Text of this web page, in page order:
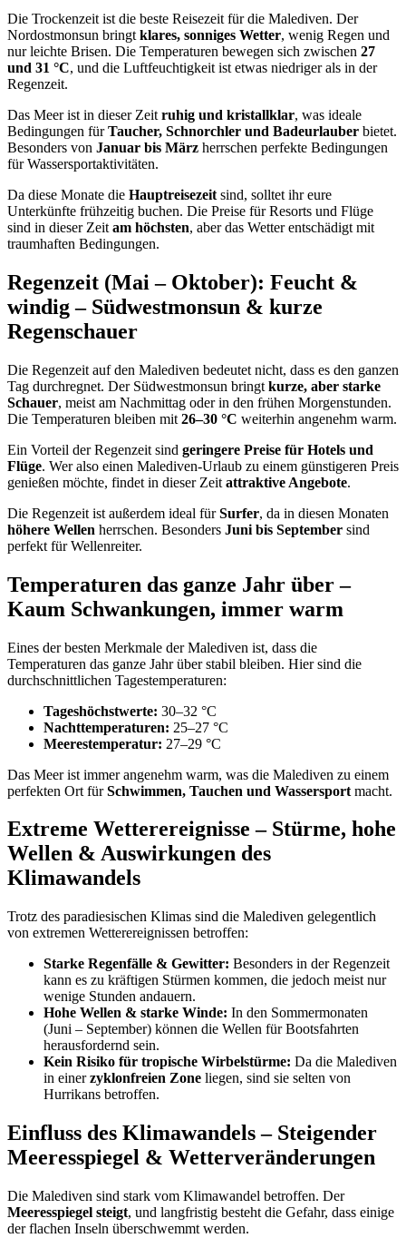
Die Trockenzeit ist die beste Reisezeit für die Malediven. Der
Nordostmonsun bringt klares, sonniges Wetter, wenig Regen und
nur leichte Brisen. Die Temperaturen bewegen sich zwischen 27
und 31 °C, und die Luftfeuchtigkeit ist etwas niedriger als in der
Regenzeit.
Das Meer ist in dieser Zeit ruhig und kristallklar, was ideale
Bedingungen fürTaucher, Schnorchler und Badeurlauber bietet.
Besonders von Januar bis März herrschen perfekte Bedingungen
für Wassersportaktivitäten.
Da diese Monate die Hauptreisezeit sind, solltet ihr eure
Unterkünfte frühzeitig buchen. Die Preise für Resorts und Flüge
sind in dieser Zeit am höchsten, aber das Wetter entschädigt mit
traumhaften Bedingungen.
Regenzeit (Mai – Oktober): Feucht &
windig – Südwestmonsun & kurze
Regenschauer
Die Regenzeit auf den Malediven bedeutet nicht, dass es den ganzen
Tag durchregnet. Der Südwestmonsun bringt kurze, aber starke
Schauer, meist am Nachmittag oder in den frühen Morgenstunden.
Die Temperaturen bleiben mit 26–30 °C weiterhin angenehm warm.
Ein Vorteil der Regenzeit sind geringere Preise für Hotels und
Flüge. Wer also einen Malediven-Urlaub zu einem günstigeren Preis
genießen möchte, findet in dieser Zeit attraktive Angebote.
Die Regenzeit ist außerdem ideal fürSurfer, da in diesen Monaten
höhere Wellen herrschen. Besonders Juni bis September sind
perfekt für Wellenreiter.
Temperaturen das ganze Jahr über –
Kaum Schwankungen, immer warm
Eines der besten Merkmale der Malediven ist, dass die
Temperaturen das ganze Jahr über stabil bleiben. Hier sind die
durchschnittlichen Tagestemperaturen:
Tageshöchstwerte: 30–32 °C
Nachttemperaturen: 25–27 °C
Meerestemperatur: 27–29 °C
Das Meer ist immer angenehm warm, was die Malediven zu einem
perfekten Ort fürSchwimmen, Tauchen und Wassersport macht.
Extreme Wetterereignisse – Stürme, hohe
Wellen & Auswirkungen des
Klimawandels
Trotz des paradiesischen Klimas sind die Malediven gelegentlich
von extremen Wetterereignissen betroffen:
Starke Regenfälle & Gewitter: Besonders in der Regenzeit
kann es zu kräftigen Stürmen kommen, die jedoch meist nur
wenige Stunden andauern.
Hohe Wellen & starke Winde: In den Sommermonaten
(Juni – September) können die Wellen für Bootsfahrten
herausfordernd sein.
Kein Risiko für tropische Wirbelstürme: Da die Malediven
in einerzyklonfreien Zone liegen, sind sie selten von
Hurrikans betroffen.
Einfluss des Klimawandels – Steigender
Meeresspiegel & Wetterveränderungen
Die Malediven sind stark vom Klimawandel betroffen. Der
Meeresspiegel steigt, und langfristig besteht die Gefahr, dass einige
der flachen Inseln überschwemmt werden.